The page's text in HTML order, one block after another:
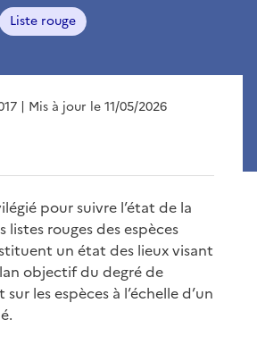
Liste rouge
| Mis à jour le 11/05/2026
pour suivre l’état de la
listes rouges des espèces
un état des lieux visant
objectif du degré de
les espèces à l’échelle d’un